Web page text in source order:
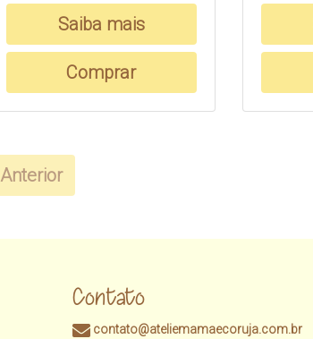
Saiba mais
Comprar
Anterior
Contato
contato@ateliemamaecoruja.com.br